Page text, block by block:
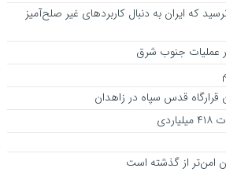
که ایران به دنبال کاربردهای غیر صلح‌آمیز
عملیات جنوب‌ شرق
قرارگاه قدس سپاه در زاهدان
امن‌تر از گذشته است